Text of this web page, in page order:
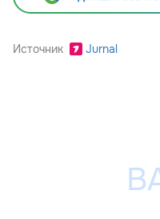
Источник Jurnal